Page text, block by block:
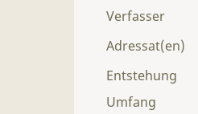
Verfasser
Adressat(en)
Entstehung
Umfang